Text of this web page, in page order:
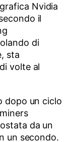
Nvidia
il
di
sta
volte al
dopo un ciclo
da un
un secondo.